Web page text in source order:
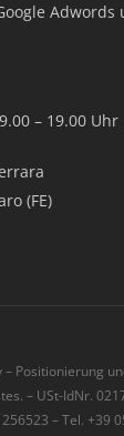
Adwords
– 19.00 Uhr
(FE)
Positionierung
– USt-IdNr.
– Tel. +39